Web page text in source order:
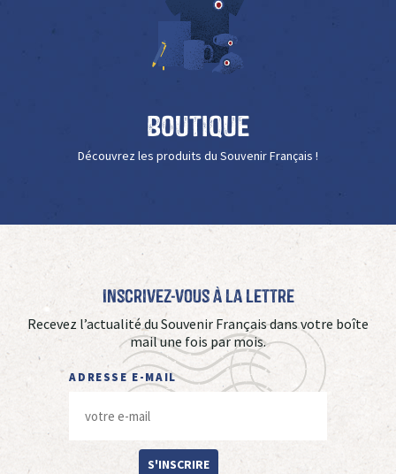
Boutique
Découvrez les produits du Souvenir Français !
Inscrivez-vous à La Lettre
Recevez l’actualité du Souvenir Français dans votre boîte
mail une fois par mois.
ADRESSE E-MAIL
S'INSCRIRE